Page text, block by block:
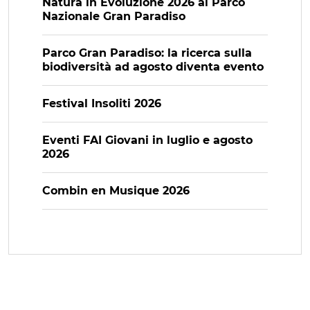
Nazionale Gran Paradiso
Parco Gran Paradiso: la ricerca sulla
biodiversità ad agosto diventa evento
Festival Insoliti 2026
Eventi FAI Giovani in luglio e agosto
2026
Combin en Musique 2026